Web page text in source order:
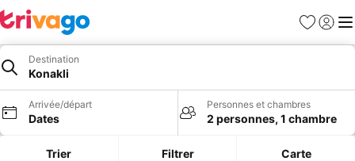
Favoris
Se
Destination
Konakli
Arrivée/départ
Dates
Personnes et chambres
2 personnes, 1 chambre
Trier Filtrer Carte